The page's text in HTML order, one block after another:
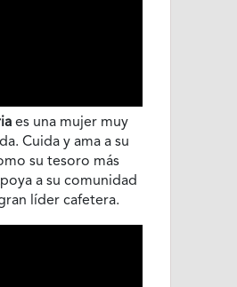
es una mujer muy
Cuida y ama a su
su tesoro más
a su comunidad
líder cafetera.